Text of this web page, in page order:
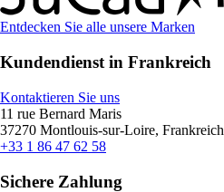
Entdecken Sie alle unsere Marken
Kundendienst in Frankreich
Kontaktieren Sie uns
11 rue Bernard Maris
37270 Montlouis-sur-Loire, Frankreich
+33 1 86 47 62 58
Sichere Zahlung